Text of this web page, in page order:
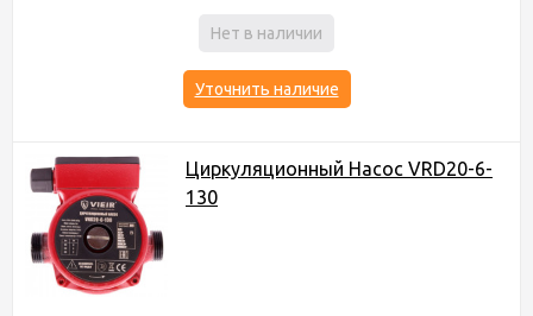
Нет в наличии
Уточнить наличие
Циркуляционный Насос VRD20-6-
130